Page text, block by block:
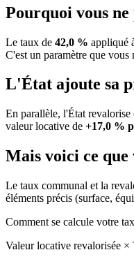
Pourquoi vous ne
Le taux de 42,0 % appliqué
C'est un paramètre que
L'État ajoute sa
En parallèle, l'État revalorise
valeur locative de +17,0 %
Mais voici ce que
Le taux communal et la
éléments précis (surface,
Comment se calcule votre
Valeur locative revalorisée ×